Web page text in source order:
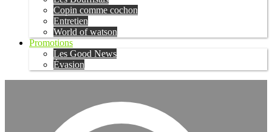
Copin comme cochon
Entretien
World of watson
Promotions
Les Good News
Évasion